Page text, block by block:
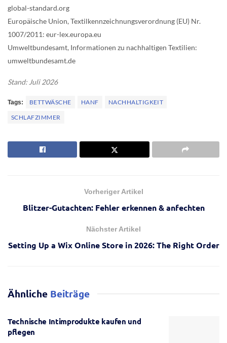
global-standard.org
Europäische Union, Textilkennzeichnungsverordnung (EU) Nr.
1007/2011: eur-lex.europa.eu
Umweltbundesamt, Informationen zu nachhaltigen Textilien:
umweltbundesamt.de
Stand: Juli 2026
Tags: BETTWÄSCHE HANF
NACHHALTIGKEIT
SCHLAFZIMMER
Vorheriger Artikel
Blitzer-Gutachten: Fehler erkennen & anfechten
Nächster Artikel
Setting Up a Wix Online Store in 2026: The Right Order
Ähnliche Beiträge
Technische Intimprodukte kaufen und
pflegen